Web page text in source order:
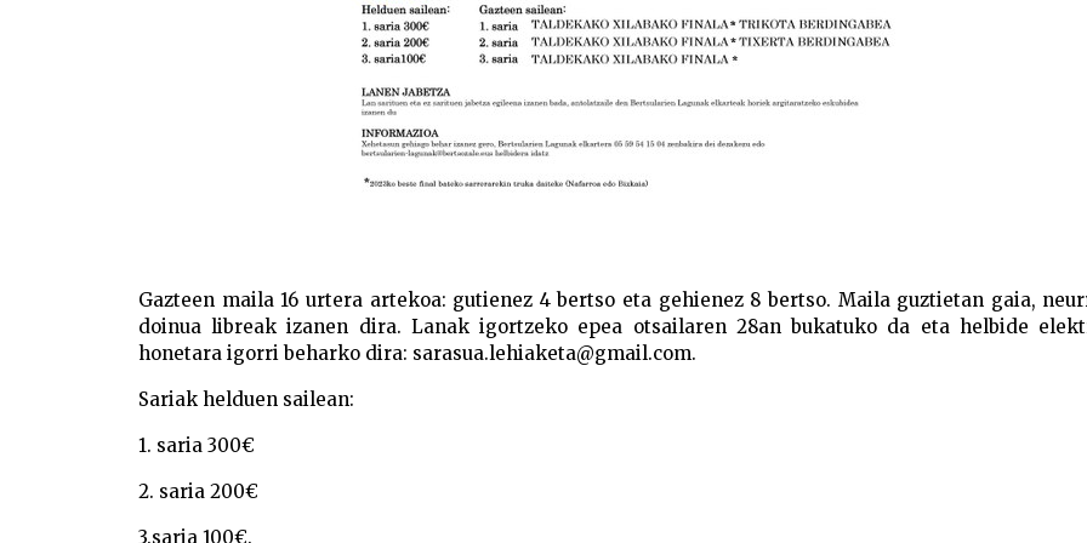
Gazteen maila 16 urtera artekoa: gutienez 4 bertso eta gehienez 8 bertso. Maila guztietan gaia,
doinua libreak izanen dira. Lanak igortzeko epea otsailaren 28an bukatuko da eta helbide
honetara igorri beharko dira: sarasua.lehiaketa@gmail.com.
Sariak helduen sailean:
1. saria 300€
2. saria 200€
3.saria 100€.